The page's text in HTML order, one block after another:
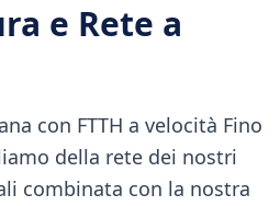
e Rete a
con FTTH a velocità Fino
della rete dei nostri
combinata con la nostra